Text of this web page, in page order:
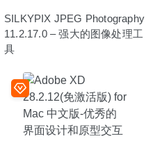
SILKYPIX JPEG Photography
11.2.17.0 – 强大的图像处理工
具